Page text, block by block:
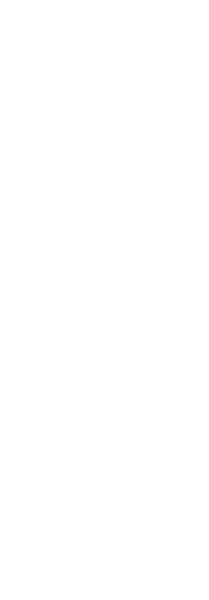
Sufficit discipulo,
servus sicut
Beelzebul
Ne ergo
quod non
Quod dico vobis
quod in aure
Et nolite timere
animam autem
eum timete, qui
Nonne duo
illis non cadet
Vestri autem et
Nolite ergo